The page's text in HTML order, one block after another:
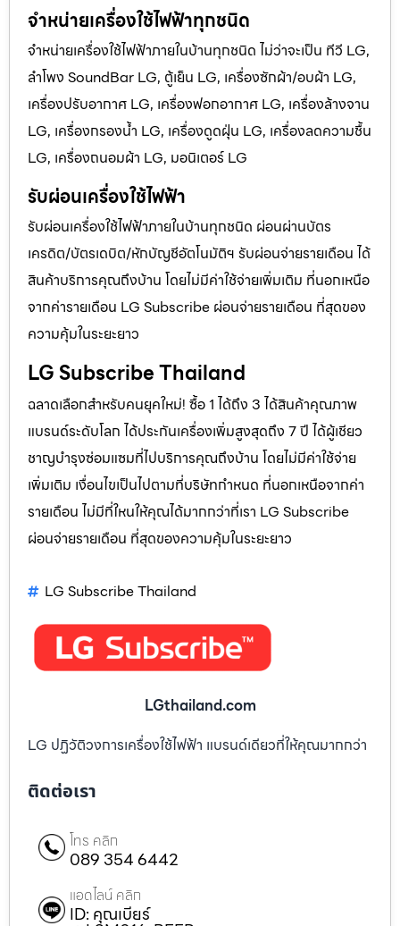
จำหน่ายเครื่องใช้ไฟฟ้าทุกชนิด
จำหน่ายเครื่องใช้ไฟฟ้าภายในบ้านทุกชนิด ไม่ว่าจะเป็น ทีวี LG,
ลำโพง SoundBar LG, ตู้เย็น LG, เครื่องซักผ้า/อบผ้า LG,
เครื่องปรับอากาศ LG, เครื่องฟอกอากาศ LG, เครื่องล้างจาน
LG, เครื่องกรองน้ำ LG, เครื่องดูดฝุ่น LG, เครื่องลดความชื้น
LG, เครื่องถนอมผ้า LG, มอนิเตอร์ LG
รับผ่อนเครื่องใช้ไฟฟ้า
รับผ่อนเครื่องใช้ไฟฟ้าภายในบ้านทุกชนิด ผ่อนผ่านบัตร
เครดิต/บัตรเดบิต/หักบัญชีอัตโนมัติฯ รับผ่อนจ่ายรายเดือน ได้
สินค้าบริการคุณถึงบ้าน โดยไม่มีค่าใช้จ่ายเพิ่มเติม ที่นอกเหนือ
จากค่ารายเดือน LG Subscribe ผ่อนจ่ายรายเดือน ที่สุดของ
ความคุ้มในระยะยาว
LG Subscribe Thailand
ฉลาดเลือกสำหรับคนยุคใหม่! ซื้อ 1 ได้ถึง 3 ได้สินค้าคุณภาพ
แบรนด์ระดับโลก ได้ประกันเครื่องเพิ่มสูงสุดถึง 7 ปี ได้ผู้เชียว
ชาญบำรุงซ่อมแซมที่ไปบริการคุณถึงบ้าน โดยไม่มีค่าใช้จ่าย
เพิ่มเติม เงื่อนไขเป็นไปตามที่บริษัทกำหนด ที่นอกเหนือจากค่า
รายเดือน ไม่มีที่ใหนให้คุณได้มากกว่าที่เรา LG Subscribe
ผ่อนจ่ายรายเดือน ที่สุดของความคุ้มในระยะยาว
LG Subscribe Thailand
LGthailand.com
LG ปฏิวัติวงการเครื่องใช้ไฟฟ้า แบรนด์เดียวที่ให้คุณมากกว่า
ติดต่อเรา
โทร คลิก
089 354 6442
แอดไลน์ คลิก
ID: คุณเบียร์